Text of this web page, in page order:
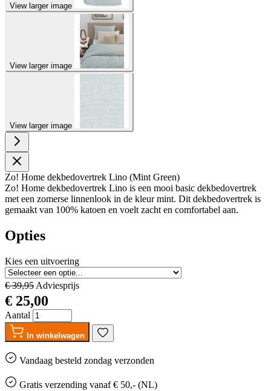
View larger image
View larger image
View larger image
Zo! Home dekbedovertrek Lino (Mint Green)
Zo! Home dekbedovertrek Lino is een mooi basic dekbedovertrek
met een zomerse linnenlook in de kleur mint. Dit dekbedovertrek is
gemaakt van 100% katoen en voelt zacht en comfortabel aan.
Opties
Kies een uitvoering
€ 39,95 Adviesprijs
€ 25,00
Aantal
In winkelwagen
Vandaag besteld zondag verzonden
Gratis verzending vanaf € 50,- (NL)